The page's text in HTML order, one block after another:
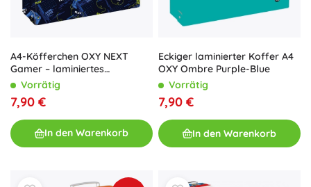
A4-Köfferchen OXY NEXT
Gamer – laminiertes
Kinderköfferchen mit Griff
Vorrätig
7,90 €
In den Warenkorb
Eckiger laminiert‎er Koffer A4
OXY Ombre Purple-Blue
Vorrätig
7,90 €
In den Warenkorb